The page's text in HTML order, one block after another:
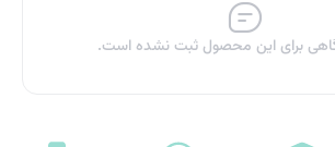
برای این محصول ثبت نشده است.